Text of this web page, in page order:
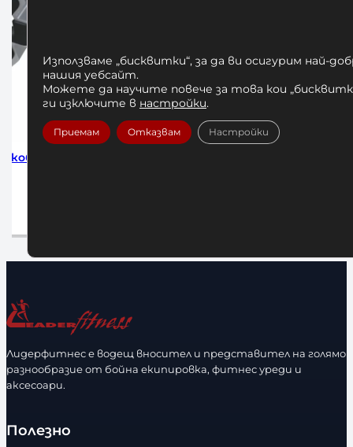
за
Лидерфитнес е водещ вносител и представител на голямо
разнообразие от бойна екипировка, фитнес уреди и
аксесоари.
Полезно
Използваме „бисквитки“, за да ви осигурим най-
нашия уебсайт.
Можете да научите повече за това кои
ги изключите в настройки.
Приемам Отказвам Настройки